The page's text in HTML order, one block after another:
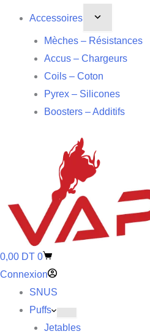
Accessoires
Mèches – Résistances
Accus – Chargeurs
Coils – Coton
Pyrex – Silicones
Boosters – Additifs
0,00 DT 0
Connexion
SNUS
Puffs
Jetables